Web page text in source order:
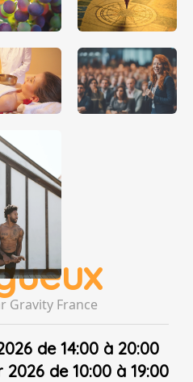
Gravity France
de 14:00 à 20:00
de 10:00 à 19:00